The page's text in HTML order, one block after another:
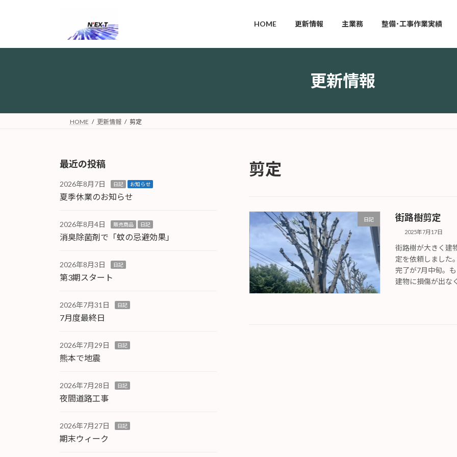
プ
動
HOME 更新情報 主業務 整備･工事作業実績
更新情報
HOME 更新情報 剪定
剪定
日記 街路樹剪定
2025年7月17日
街路樹が大きく建
定を依頼しました
完了が7月中旬。
建物に損傷が出な
最近の投稿
2026年8月7日 日記 お知らせ
夏季休業のお知らせ
2026年8月4日 販売商品 日記
消臭除菌剤で「蚊の忌避効果」
2026年8月3日 日記
第3期スタート
2026年7月31日 日記
7月度最終日
2026年7月29日 日記
熊本で地震
2026年7月28日 日記
夜間道路工事
2026年7月27日 日記
期末ウィーク